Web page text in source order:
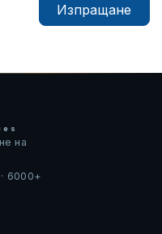
Изпращане
на
6000+